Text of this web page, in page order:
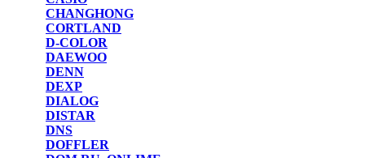
CHANGHONG
CORTLAND
D-COLOR
DAEWOO
DENN
DEXP
DIALOG
DISTAR
DNS
DOFFLER